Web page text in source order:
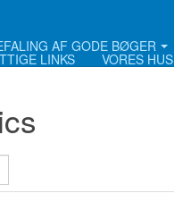
AF GODE BØGER
LINKS VORES HUS